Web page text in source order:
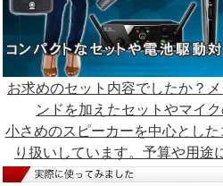
お求めのセット内容でしたか？
ンドを加えたセットやマイク
小さめのスピーカーを中心とし
り扱いしています。予算や用途